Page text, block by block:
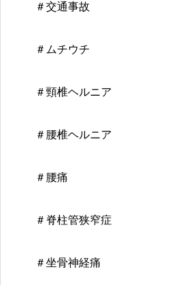
＃交通事故
＃ムチウチ
＃頸椎ヘルニア
＃腰椎ヘルニア
＃腰痛
＃脊柱管狭窄症
＃坐骨神経痛